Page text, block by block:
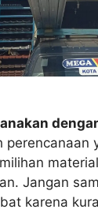
perencanaan
Jangan
karena